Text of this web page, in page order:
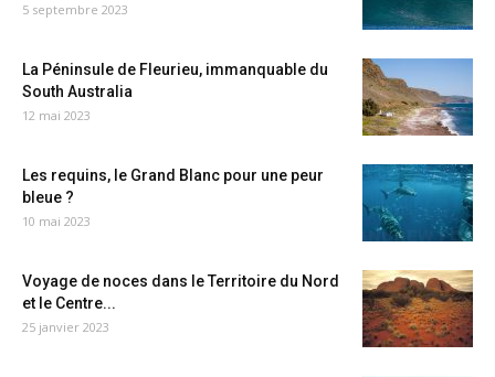
5 septembre 2023
La Péninsule de Fleurieu, immanquable du
South Australia
12 mai 2023
Les requins, le Grand Blanc pour une peur
bleue ?
10 mai 2023
Voyage de noces dans le Territoire du Nord
et le Centre...
25 janvier 2023